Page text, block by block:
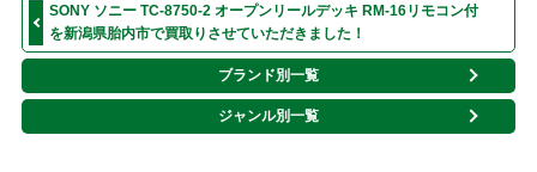
SONY ソニー TC-8750-2 オープンリールデッキ RM-16リモコン付
を新潟県胎内市で買取りさせていただきました！
ブランド別一覧
ジャンル別一覧